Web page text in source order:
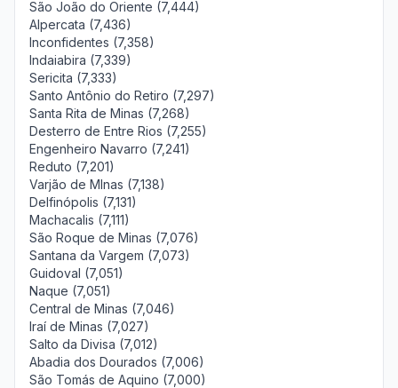
São João do Oriente (7,444)
Alpercata (7,436)
Inconfidentes (7,358)
Indaiabira (7,339)
Sericita (7,333)
Santo Antônio do Retiro (7,297)
Santa Rita de Minas (7,268)
Desterro de Entre Rios (7,255)
Engenheiro Navarro (7,241)
Reduto (7,201)
Varjão de MInas (7,138)
Delfinópolis (7,131)
Machacalis (7,111)
São Roque de Minas (7,076)
Santana da Vargem (7,073)
Guidoval (7,051)
Naque (7,051)
Central de Minas (7,046)
Iraí de Minas (7,027)
Salto da Divisa (7,012)
Abadia dos Dourados (7,006)
São Tomás de Aquino (7,000)